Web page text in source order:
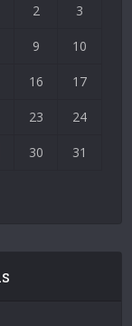
2 3
9 10
16 17
23 24
30 31